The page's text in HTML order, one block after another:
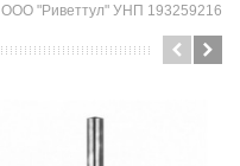
ООО "Риветтул" УНП 193259216